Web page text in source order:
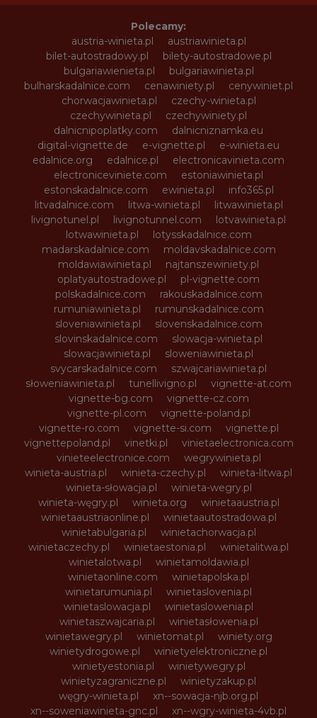
Polecamy:
austria-winieta.pl
austriawinieta.pl
bilet-autostradowy.pl
bilety-autostradowe.pl
bulgariawienieta.pl
bulgariawinieta.pl
bulharskadalnice.com
cenawiniety.pl
cenywiniet.pl
chorwacjawinieta.pl
czechy-winieta.pl
czechywinieta.pl
czechywiniety.pl
dalnicnipoplatky.com
dalnicniznamka.eu
digital-vignette.de
e-vignette.pl
e-winieta.eu
edalnice.org
edalnice.pl
electronicavinieta.com
electroniceviniete.com
estoniawinieta.pl
estonskadalnice.com
ewinieta.pl
info365.pl
litvadalnice.com
litwa-winieta.pl
litwawinieta.pl
livignotunel.pl
livignotunnel.com
lotvawinieta.pl
lotwawinieta.pl
lotysskadalnice.com
madarskadalnice.com
moldavskadalnice.com
moldawiawinieta.pl
najtanszewiniety.pl
oplatyautostradowe.pl
pl-vignette.com
polskadalnice.com
rakouskadalnice.com
rumuniawinieta.pl
rumunskadalnice.com
sloveniawinieta.pl
slovenskadalnice.com
slovinskadalnice.com
slowacja-winieta.pl
slowacjawinieta.pl
sloweniawinieta.pl
svycarskadalnice.com
szwajcariawinieta.pl
słoweniawinieta.pl
tunellivigno.pl
vignette-at.com
vignette-bg.com
vignette-cz.com
vignette-pl.com
vignette-poland.pl
vignette-ro.com
vignette-si.com
vignette.pl
vignettepoland.pl
vinetki.pl
vinietaelectronica.com
vinieteelectronice.com
wegrywinieta.pl
winieta-austria.pl
winieta-czechy.pl
winieta-litwa.pl
winieta-słowacja.pl
winieta-wegry.pl
winieta-węgry.pl
winieta.org
winietaaustria.pl
winietaaustriaonline.pl
winietaautostradowa.pl
winietabulgaria.pl
winietachorwacja.pl
winietaczechy.pl
winietaestonia.pl
winietalitwa.pl
winietalotwa.pl
winietamoldawia.pl
winietaonline.com
winietapolska.pl
winietarumunia.pl
winietaslovenia.pl
winietaslowacja.pl
winietaslowenia.pl
winietaszwajcaria.pl
winietasłowenia.pl
winietawegry.pl
winietomat.pl
winiety.org
winietydrogowe.pl
winietyelektroniczne.pl
winietyestonia.pl
winietywegry.pl
winietyzagraniczne.pl
winietyzakup.pl
węgry-winieta.pl
xn--sowacja-njb.org.pl
xn--soweniawinieta-gnc.pl
xn--wgry-winieta-4vb.pl